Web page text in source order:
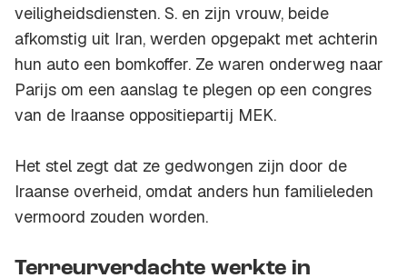
veiligheidsdiensten. S. en zijn vrouw, beide
afkomstig uit Iran, werden opgepakt met achterin
hun auto een bomkoffer. Ze waren onderweg naar
Parijs om een aanslag te plegen op een congres
van de Iraanse oppositiepartij MEK.
Het stel zegt dat ze gedwongen zijn door de
Iraanse overheid, omdat anders hun familieleden
vermoord zouden worden.
Terreurverdachte werkte in